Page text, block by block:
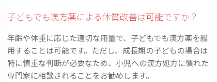
子どもでも漢方薬による体質改善は可能ですか？
年齢や体重に応じた適切な用量で、子どもでも漢方薬を服
用することは可能です。ただし、成長期の子どもの場合は
特に慎重な判断が必要なため、小児への漢方処方に慣れた
専門家に相談されることをお勧めします。